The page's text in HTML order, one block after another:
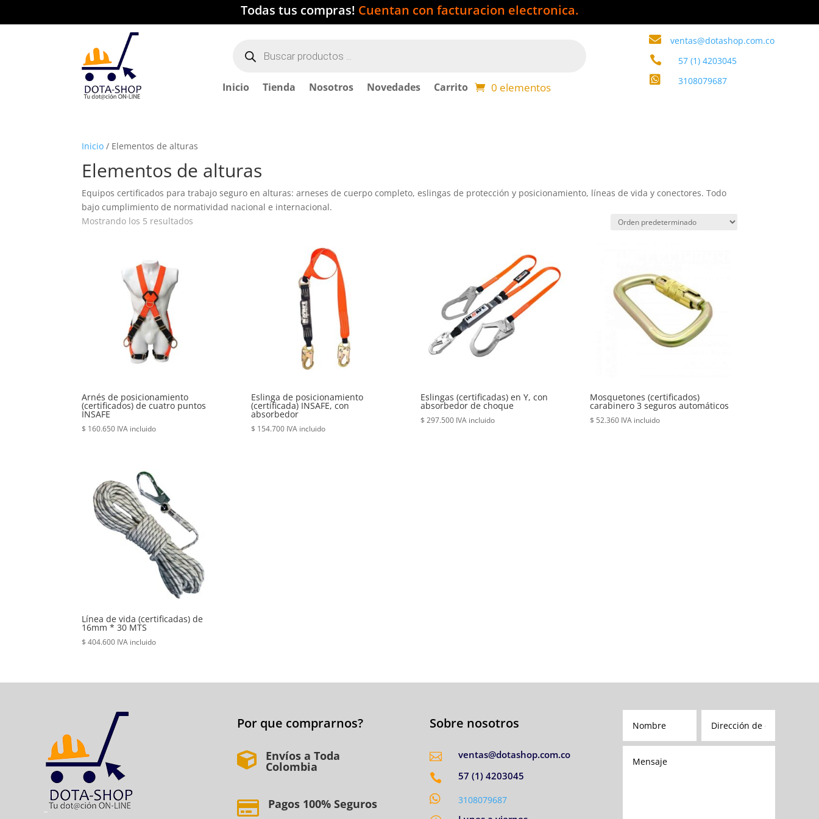
Todas tus compras! Cuentan con facturacion electronica.
productos
Inicio Tienda Nosotros Novedades Carrito 0 elementos
 ventas@dotashop.com.co
 57 (1) 4203045
 3108079687
Inicio / Elementos de alturas
Elementos de alturas
Equipos certificados para trabajo seguro en alturas: arneses de cuerpo completo, eslingas de protección y posicionamiento, líneas de vida y conectores. Todo
bajo cumplimiento de normatividad nacional e internacional.
Mostrando los 5 resultados
Arnés de posicionamiento
(certificados) de cuatro puntos
INSAFE
$ 160.650 IVA incluido
Eslinga de posicionamiento
(certificada) INSAFE, con
absorbedor
$ 154.700 IVA incluido
Eslingas (certificadas) en Y, con
absorbedor de choque
$ 297.500 IVA incluido
Mosquetones (certificados)
carabinero 3 seguros automáticos
$ 52.360 IVA incluido
Línea de vida (certificadas) de
16mm * 30 MTS
$ 404.600 IVA incluido
Por que comprarnos?
 Envíos a Toda
Colombia
 Pagos 100% Seguros
Sobre nosotros

ventas@dotashop.com.co

57 (1) 4203045
 3108079687